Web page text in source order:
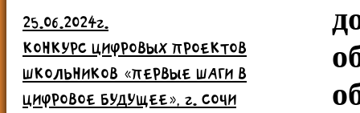
25.06.2024г.
КОНКУРС ЦИФРОВЫХ ПРОЕКТОВ
ШКОЛЬНИКОВ «ПЕРВЫЕ ШАГИ В
ЦИФРОВОЕ БУДУЩЕЕ», г. СОЧИ